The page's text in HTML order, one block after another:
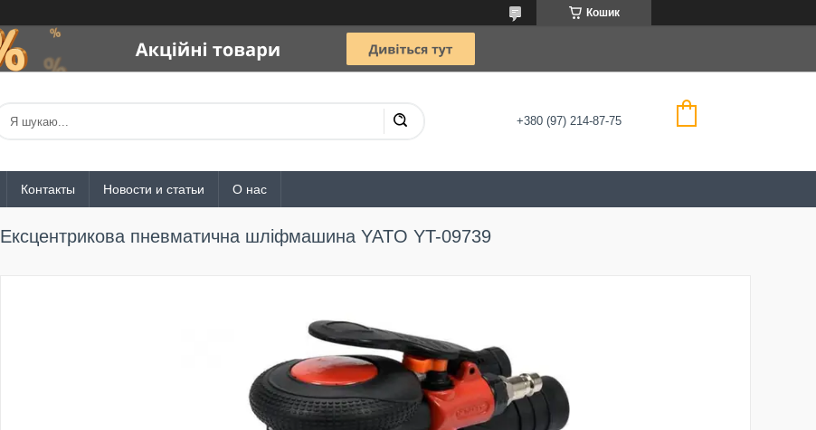
Кошик
+380 (97) 214-87-75
Контакты Новости и статьи О нас
Ексцентрикова пневматична шліфмашина YATO YT-09739